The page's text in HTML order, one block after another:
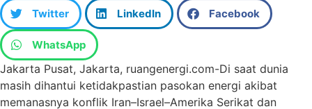
Twitter LinkedIn Facebook
WhatsApp
Jakarta Pusat, Jakarta, ruangenergi.com-Di saat dunia
masih dihantui ketidakpastian pasokan energi akibat
memanasnya konflik Iran–Israel–Amerika Serikat dan